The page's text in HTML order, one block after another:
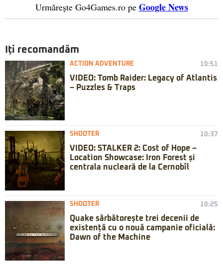
Urmărește Go4Games.ro pe Google News
Iți recomandăm
ACTION ADVENTURE 10:51
VIDEO: Tomb Raider: Legacy of Atlantis
– Puzzles & Traps
SHOOTER 10:37
VIDEO: STALKER 2: Cost of Hope –
Location Showcase: Iron Forest și
centrala nucleară de la Cernobîl
SHOOTER 10:25
Quake sărbătorește trei decenii de
existență cu o nouă campanie oficială:
Dawn of the Machine